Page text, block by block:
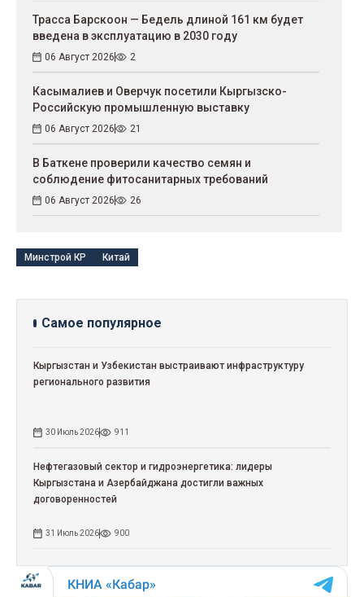
Трасса Барскоон — Бедель длиной 161 км будет
введена в эксплуатацию в 2030 году
06 Август 2026 2
Касымалиев и Оверчук посетили Кыргызско-
Российскую промышленную выставку
06 Август 2026 21
В Баткене проверили качество семян и
соблюдение фитосанитарных требований
06 Август 2026 26
Минстрой КР Китай
Самое популярное
Кыргызстан и Узбекистан выстраивают инфраструктуру
регионального развития
30 Июль 2026 911
Нефтегазовый сектор и гидроэнергетика: лидеры
Кыргызстана и Азербайджана достигли важных
договоренностей
31 Июль 2026 900